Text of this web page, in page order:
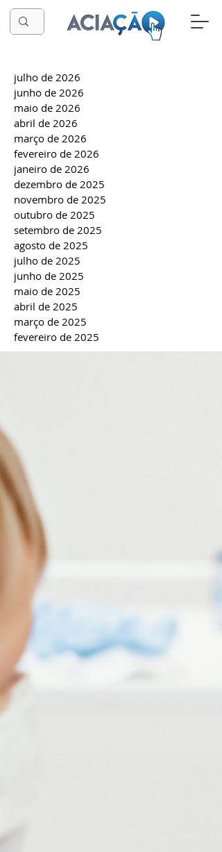
julho de 2026
junho de 2026
maio de 2026
abril de 2026
março de 2026
fevereiro de 2026
janeiro de 2026
dezembro de 2025
novembro de 2025
outubro de 2025
setembro de 2025
agosto de 2025
julho de 2025
junho de 2025
maio de 2025
abril de 2025
março de 2025
fevereiro de 2025